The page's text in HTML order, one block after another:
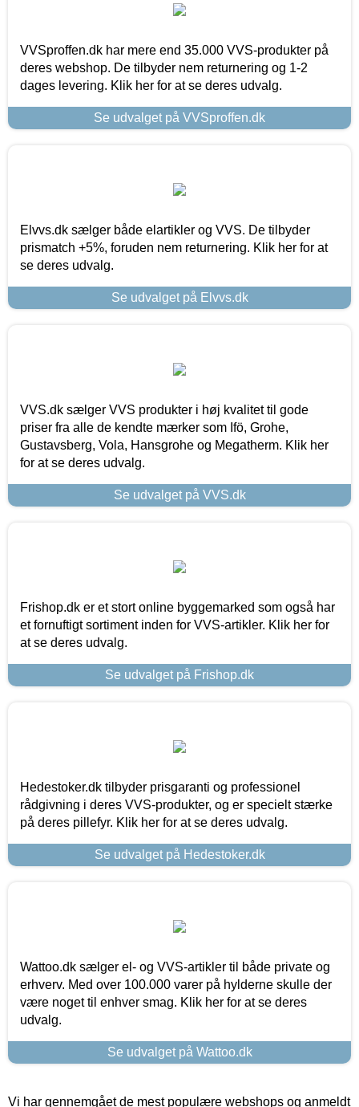
VVSproffen.dk har mere end 35.000 VVS-produkter på
deres webshop. De tilbyder nem returnering og 1-2
dages levering. Klik her for at se deres udvalg.
Se udvalget på VVSproffen.dk
Elvvs.dk sælger både elartikler og VVS. De tilbyder
prismatch +5%, foruden nem returnering. Klik her for at
se deres udvalg.
Se udvalget på Elvvs.dk
VVS.dk sælger VVS produkter i høj kvalitet til gode
priser fra alle de kendte mærker som Ifö, Grohe,
Gustavsberg, Vola, Hansgrohe og Megatherm. Klik her
for at se deres udvalg.
Se udvalget på VVS.dk
Frishop.dk er et stort online byggemarked som også har
et fornuftigt sortiment inden for VVS-artikler. Klik her for
at se deres udvalg.
Se udvalget på Frishop.dk
Hedestoker.dk tilbyder prisgaranti og professionel
rådgivning i deres VVS-produkter, og er specielt stærke
på deres pillefyr. Klik her for at se deres udvalg.
Se udvalget på Hedestoker.dk
Wattoo.dk sælger el- og VVS-artikler til både private og
erhverv. Med over 100.000 varer på hylderne skulle der
være noget til enhver smag. Klik her for at se deres
udvalg.
Se udvalget på Wattoo.dk
Vi har gennemgået de mest populære webshops og anmeldt